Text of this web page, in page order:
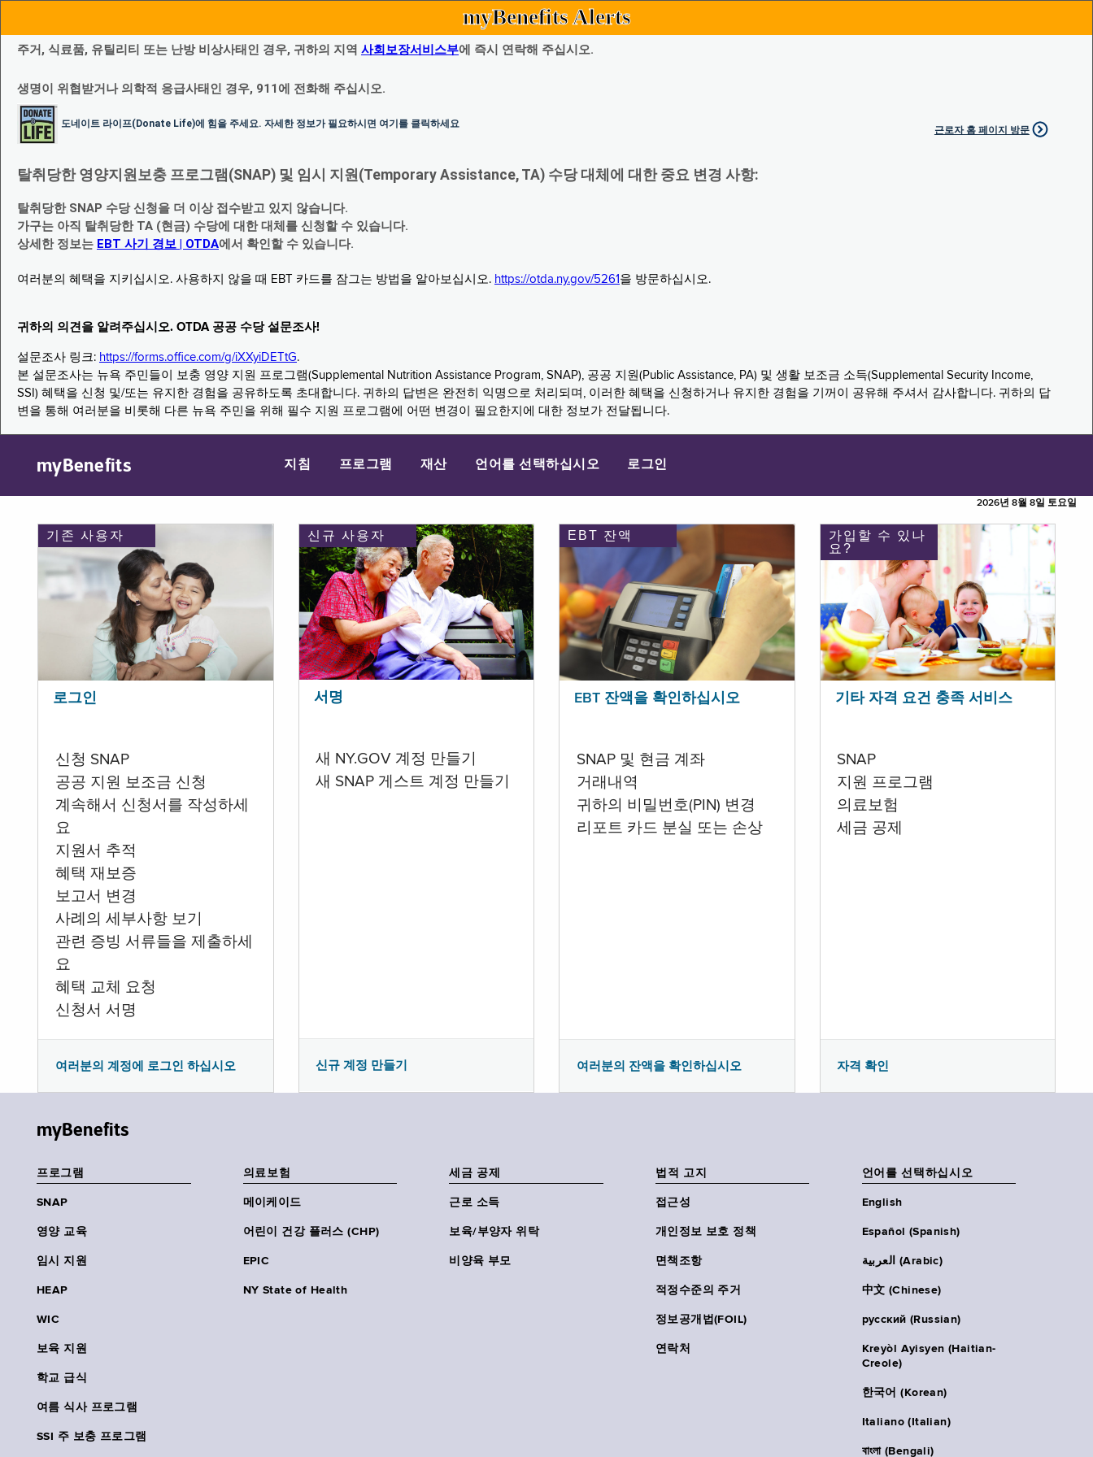
myBenefits Alerts
주거, 식료품, 유틸리티 또는 난방 비상사태인 경우, 귀하의 지역 사회보장서비스부에 즉시 연락해 주십시오.
생명이 위협받거나 의학적 응급사태인 경우, 911에 전화해 주십시오.
도네이트 라이프(Donate Life)에 힘을 주세요. 자세한 정보가 필요하시면 여기를 클릭하세요
근로자 홈 페이지 방문
탈취당한 영양지원보충 프로그램(SNAP) 및 임시 지원(Temporary Assistance, TA) 수당 대체에 대한 중요 변경 사항:
탈취당한 SNAP 수당 신청을 더 이상 접수받고 있지 않습니다.
가구는 아직 탈취당한 TA (현금) 수당에 대한 대체를 신청할 수 있습니다.
상세한 정보는 EBT 사기 경보 | OTDA에서 확인할 수 있습니다.
여러분의 혜택을 지키십시오. 사용하지 않을 때 EBT 카드를 잠그는 방법을 알아보십시오. https://otda.ny.gov/5261 을 방문하십시오.
귀하의 의견을 알려주십시오. OTDA 공공 수당 설문조사!
설문조사 링크: https://forms.office.com/g/iXXyiDETtG.
본 설문조사는 뉴욕 주민들이 보충 영양 지원 프로그램(Supplemental Nutrition Assistance Program, SNAP), 공공 지원(Public Assistance, PA) 및 생활 보조금 소득(Supplemental Security Income,
SSI) 혜택을 신청 및/또는 유지한 경험을 공유하도록 초대합니다. 귀하의 답변은 완전히 익명으로 처리되며, 이러한 혜택을 신청하거나 유지한 경험을 기꺼이 공유해 주셔서 감사합니다. 귀하의 답
변을 통해 여러분을 비롯해 다른 뉴욕 주민을 위해 필수 지원 프로그램에 어떤 변경이 필요한지에 대한 정보가 전달됩니다.
myBenefits 지침 프로그램 재산 언어를 선택하십시오 로그인
2026년 8월 8일 토요일
기존 사용자
로그인
신청 SNAP
공공 지원 보조금 신청
계속해서 신청서를 작성하세
요
지원서 추적
혜택 재보증
보고서 변경
사례의 세부사항 보기
관련 증빙 서류들을 제출하세
요
혜택 교체 요청
신청서 서명
여러분의 계정에 로그인 하십시오
신규 사용자
서명
새 NY.GOV 계정 만들기
새 SNAP 게스트 계정 만들기
신규 계정 만들기
EBT 잔액
EBT 잔액을 확인하십시오
SNAP 및 현금 계좌
거래내역
귀하의 비밀번호(PIN) 변경
리포트 카드 분실 또는 손상
여러분의 잔액을 확인하십시오
가입할 수 있나
요?
기타 자격 요건 충족 서비스
SNAP
지원 프로그램
의료보험
세금 공제
자격 확인
myBenefits
프로그램
SNAP
영양 교육
임시 지원
HEAP
WIC
보육 지원
학교 급식
여름 식사 프로그램
SSI 주 보충 프로그램
의료보험
메이케이드
어린이 건강 플러스 (CHP)
EPIC
NY State of Health
세금 공제
근로 소득
보육/부양자 위탁
비양육 부모
법적 고지
접근성
개인정보 보호 정책
면책조항
적정수준의 주거
정보공개법(FOIL)
연락처
언어를 선택하십시오
English
Español (Spanish)
العربية (Arabic)
中文 (Chinese)
русский (Russian)
Kreyòl Ayisyen (Haitian-
Creole)
한국어 (Korean)
Italiano (Italian)
বাংলা (Bengali)